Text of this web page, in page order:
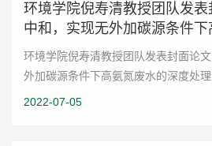
环境学院倪寿清教授团队发
中和，实现无外加碳源条件下
环境学院倪寿清教授团队发表封面论
外加碳源条件下高氨氮废水的深度处理
2022-07-05